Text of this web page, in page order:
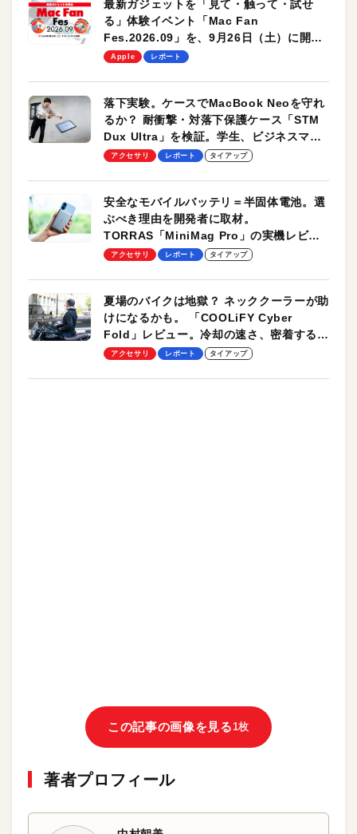
最新ガジェットを「見て・触って・試せ
る」体験イベント「Mac Fan
Fes.2026.09」を、9月26日（土）に開催
します！
Apple レポート
落下実験。ケースでMacBook Neoを守れ
るか？ 耐衝撃・対落下保護ケース「STM
Dux Ultra」を検証。学生、ビジネスマン
のモバイルユースに最適！
アクセサリ レポート タイアップ
安全なモバイルバッテリ＝半固体電池。選
ぶべき理由を開発者に取材。
TORRAS「MiniMag Pro」の実機レビュ
ーも
アクセサリ レポート タイアップ
夏場のバイクは地獄？ ネッククーラーが助
けになるかも。 「COOLiFY Cyber
Fold」レビュー。冷却の速さ、密着する冷
却プレート、シンプルな操作性がグッド！
アクセサリ レポート タイアップ
この記事の画像を見る1枚
著者プロフィール